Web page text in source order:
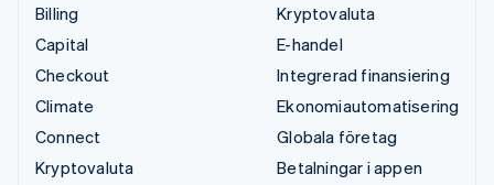
Billing
Capital
Checkout
Climate
Connect
Kryptovaluta
Kryptovaluta
E-handel
Integrerad finansiering
Ekonomiautomatisering
Globala företag
Betalningar i appen